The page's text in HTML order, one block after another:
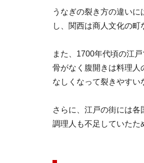
うなぎの裂き方の違い
し、関西は商人文化の町
また、1700年代頃の江
骨がなく腹開きは料理人
なしくなって裂きやすい
さらに、江戸の街には
調理人も不足していたた